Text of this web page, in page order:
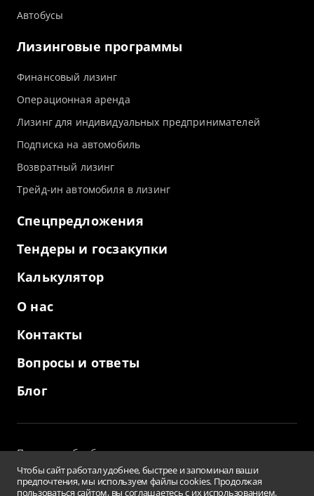
Автобусы
Лизинговые программы
Финансовый лизинг
Операционная аренда
Лизинг для индивидуальных предпринимателей
Подписка на автомобиль
Возвратный лизинг
Трейд-ин автомобиля в лизинг
Спецпредложения
Тендеры и госзакупки
Калькулятор
О нас
Контакты
Вопросы и ответы
Блог
Политика обработки персональных данных
и использование файлов cookies
Пользовательское соглашение
Чтобы сайт работал удобнее, быстрее и запоминал ваши
предпочтения, мы используем файлы cookies. Продолжая
пользоваться сайтом, вы соглашаетесь с их использованием.